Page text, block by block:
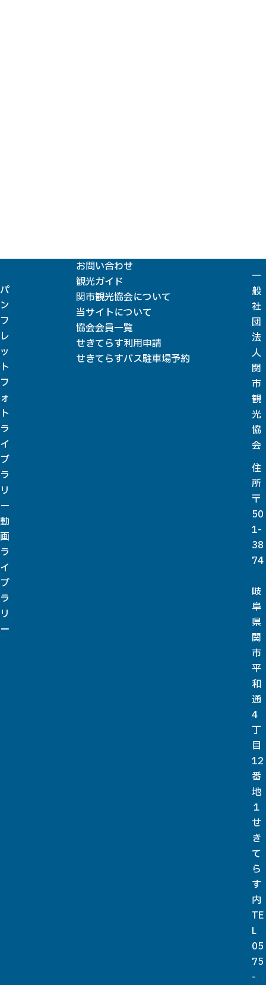
パ
ン
フ
レ
ッ
ト
フ
ォ
ト
ラ
イ
ブ
ラ
リ
ー
動
画
ラ
イ
ブ
ラ
リ
ー
お問い合わせ
観光ガイド
関市観光協会について
当サイトについて
協会会員一覧
せきてらす利用申請
せきてらすバス駐車場予約
一
般
社
団
法
人
関
市
観
光
協
会
住
所
〒
50
1-
38
74
岐
阜
県
関
市
平
和
通
4
丁
目
12
番
地
１
せ
き
て
ら
す
内
TE
L
05
75
-